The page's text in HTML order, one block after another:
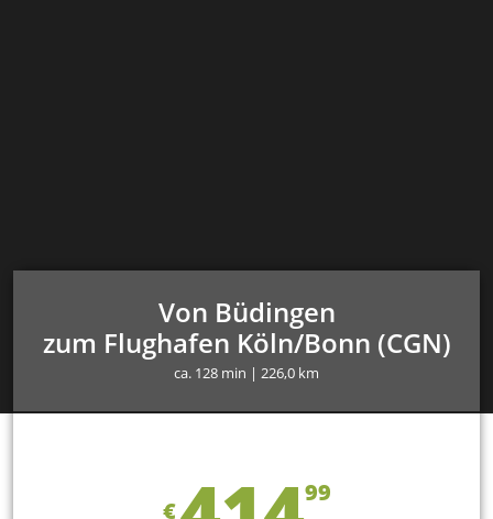
Von Büdingen
zum Flughafen Köln/Bonn (CGN)
ca. 128 min | 226,0 km
€
99